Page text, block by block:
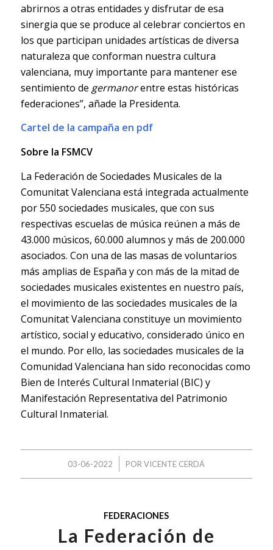
abrirnos a otras entidades y disfrutar de esa
sinergia que se produce al celebrar conciertos en
los que participan unidades artísticas de diversa
naturaleza que conforman nuestra cultura
valenciana, muy importante para mantener ese
sentimiento de germanorentre estas históricas
federaciones”, añade la Presidenta.
Cartel de la campaña en pdf
Sobre la FSMCV
La Federación de Sociedades Musicales de la
Comunitat Valenciana está integrada actualmente
por 550 sociedades musicales, que con sus
respectivas escuelas de música reúnen a más de
43.000 músicos, 60.000 alumnos y más de 200.000
asociados. Con una de las masas de voluntarios
más amplias de España y con más de la mitad de
sociedades musicales existentes en nuestro país,
el movimiento de las sociedades musicales de la
Comunitat Valenciana constituye un movimiento
artístico, social y educativo, considerado único en
el mundo. Por ello, las sociedades musicales de la
Comunidad Valenciana han sido reconocidas como
Bien de Interés Cultural Inmaterial (BIC) y
Manifestación Representativa del Patrimonio
Cultural Inmaterial.
03-06-2022
/ PORVICENTE CERDÁ
FEDERACIONES
La Federación de